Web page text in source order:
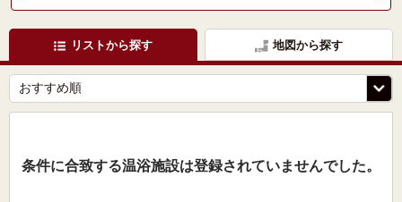
リストから探す 地図から探す
条件に合致する温浴施設は登録されていませんでした。